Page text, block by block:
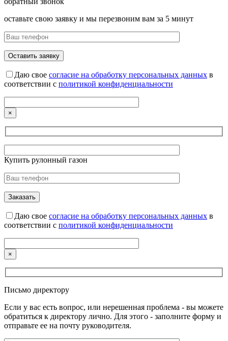
оставьте свою заявку и мы перезвоним вам за 5 минут
Даю свое согласие на обработку персональных данных в
соответствии с политикой конфиденциальности
×
Купить рулонный газон
Даю свое согласие на обработку персональных данных в
соответствии с политикой конфиденциальности
×
Письмо директору
Если у вас есть вопрос, или нерешенная проблема - вы можете
обратиться к директору лично. Для этого - заполните форму и
отправьте ее на почту руководителя.